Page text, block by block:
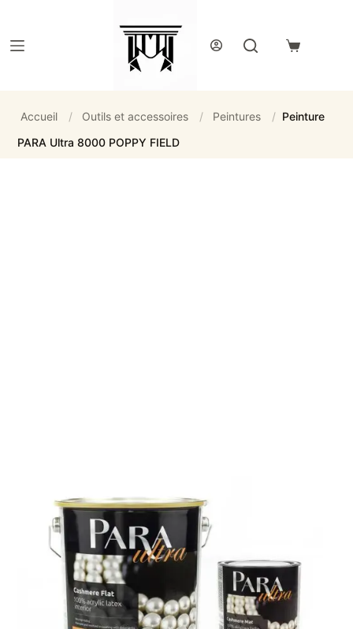
Panier
Accueil / Outils et accessoires / Peintures / Peinture
PARA Ultra 8000 POPPY FIELD